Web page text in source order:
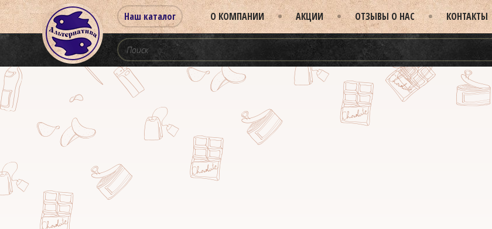
Наш каталог О КОМПАНИИ АКЦИИ ОТЗЫВЫ О НАС КОНТАКТЫ